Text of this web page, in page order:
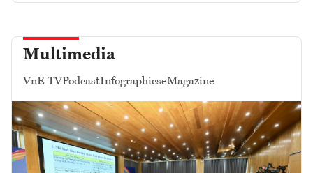
Multimedia
VnE TVPodcastInfographicseMagazine